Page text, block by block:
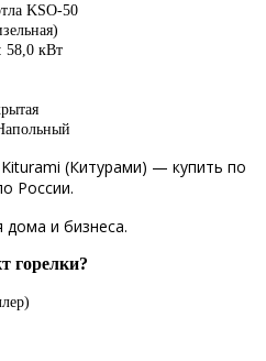
KSO-50
58,0 кВт
(Китурами) — купить по
России.
и бизнеса.
горелки?